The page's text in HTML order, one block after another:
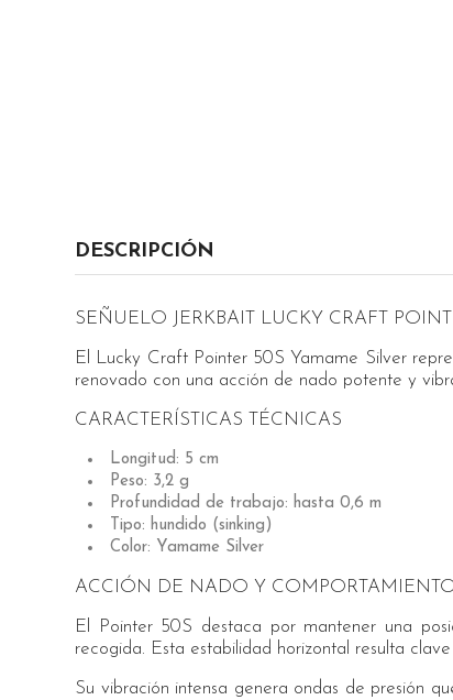
DESCRIPCIÓN
SEÑUELO JERKBAIT LUCKY CRAFT
El Lucky Craft Pointer 50S Yamame Silver
renovado con una acción de nado potente y
CARACTERÍSTICAS TÉCNICAS
Longitud: 5 cm
Peso: 3,2 g
Profundidad de trabajo: hasta 0,6 m
Tipo: hundido (sinking)
Color: Yamame Silver
ACCIÓN DE NADO Y
El Pointer 50S destaca por mantener una
recogida. Esta estabilidad horizontal resulta
Su vibración intensa genera ondas de presión